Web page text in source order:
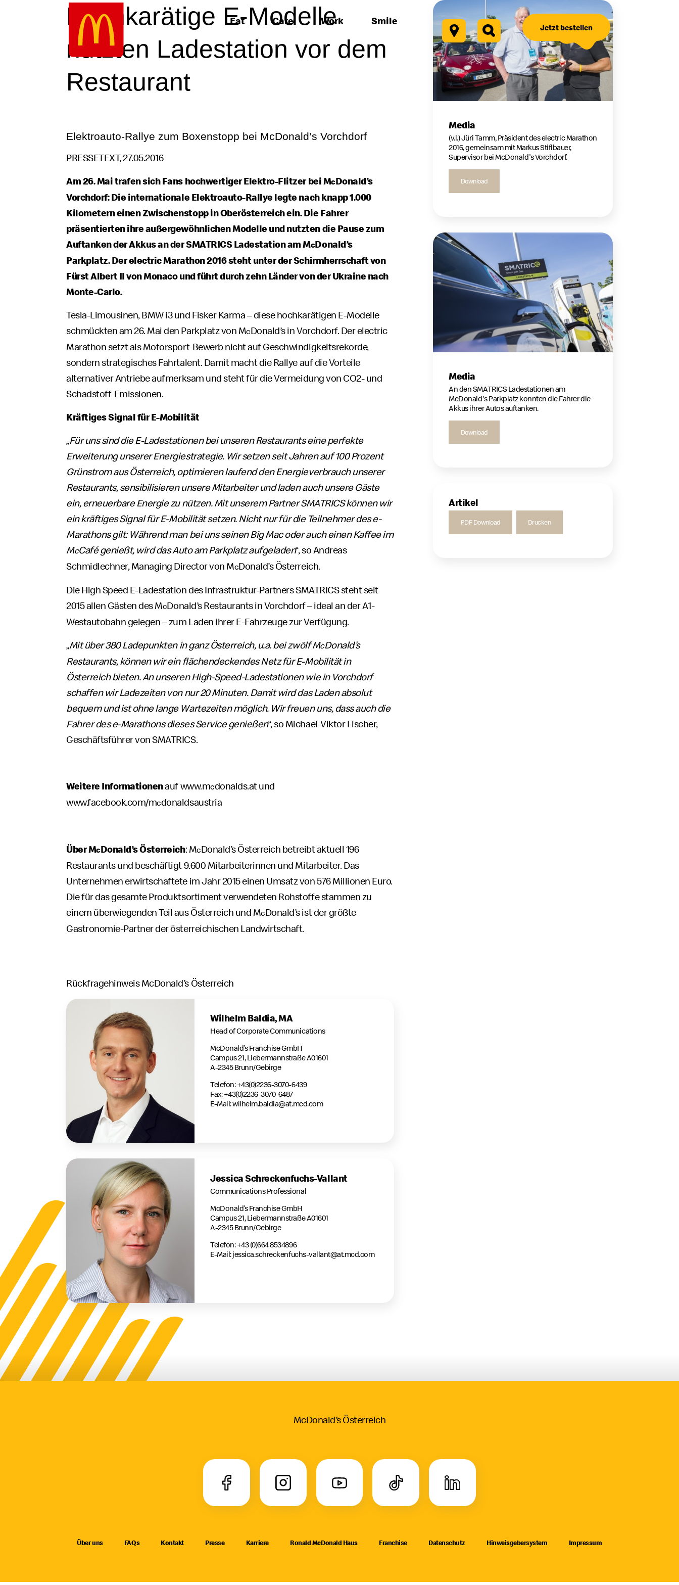
Google Recaptcha
Eat Care Work Smile
Jetzt bestellen
Hochkarätige E-Modelle
nutzten Ladestation vor dem
Restaurant
Elektroauto-Rallye zum Boxenstopp bei McDonald’s Vorchdorf
PRESSETEXT, 27.05.2016
Am 26. Mai trafen sich Fans hochwertiger Elektro-Flitzer bei McDonald’s
Vorchdorf: Die internationale Elektroauto-Rallye legte nach knapp 1.000
Kilometern einen Zwischenstopp in Oberösterreich ein. Die Fahrer
präsentierten ihre außergewöhnlichen Modelle und nutzten die Pause zum
Auftanken der Akkus an der SMATRICS Ladestation am McDonald’s
Parkplatz. Der electric Marathon 2016 steht unter der Schirmherrschaft von
Fürst Albert II von Monaco und führt durch zehn Länder von der Ukraine nach
Monte-Carlo.
Tesla-Limousinen, BMW i3 und Fisker Karma – diese hochkarätigen E-Modelle
schmückten am 26. Mai den Parkplatz von McDonald’s in Vorchdorf. Der electric
Marathon setzt als Motorsport-Bewerb nicht auf Geschwindigkeitsrekorde,
sondern strategisches Fahrtalent. Damit macht die Rallye auf die Vorteile
alternativer Antriebe aufmerksam und steht für die Vermeidung von CO2- und
Schadstoff-Emissionen.
Kräftiges Signal für E-Mobilität
„Für uns sind die E-Ladestationen bei unseren Restaurants eine perfekte
Erweiterung unserer Energiestrategie. Wir setzen seit Jahren auf 100 Prozent
Grünstrom aus Österreich, optimieren laufend den Energieverbrauch unserer
Restaurants, sensibilisieren unsere Mitarbeiter und laden auch unsere Gäste
ein, erneuerbare Energie zu nützen. Mit unserem Partner SMATRICS können wir
ein kräftiges Signal für E-Mobilität setzen. Nicht nur für die Teilnehmer des e-
Marathons gilt: Während man bei uns seinen Big Mac oder auch einen Kaffee im
McCafé genießt, wird das Auto am Parkplatz aufgeladen“, so Andreas
Schmidlechner, Managing Director von McDonald’s Österreich.
Die High Speed E-Ladestation des Infrastruktur-Partners SMATRICS steht seit
2015 allen Gästen des McDonald’s Restaurants in Vorchdorf – ideal an der A1-
Westautobahn gelegen – zum Laden ihrer E-Fahrzeuge zur Verfügung.
„Mit über 380 Ladepunkten in ganz Österreich, u.a. bei zwölf McDonald’s
Restaurants, können wir ein flächendeckendes Netz für E-Mobilität in
Österreich bieten. An unseren High-Speed-Ladestationen wie in Vorchdorf
schaffen wir Ladezeiten von nur 20 Minuten. Damit wird das Laden absolut
bequem und ist ohne lange Wartezeiten möglich. Wir freuen uns, dass auch die
Fahrer des e-Marathons dieses Service genießen“, so Michael-Viktor Fischer,
Geschäftsführer von SMATRICS.
Weitere Informationenaufwww.mcdonalds.atund
www.facebook.com/mcdonaldsaustria
Über McDonald’s Österreich: McDonald’s Österreich betreibt aktuell 196
Restaurants und beschäftigt 9.600 Mitarbeiterinnen und Mitarbeiter. Das
Unternehmen erwirtschaftete im Jahr 2015 einen Umsatz von 576 Millionen Euro.
Die für das gesamte Produktsortiment verwendeten Rohstoffe stammen zu
einem überwiegenden Teil aus Österreich und McDonald’s ist der größte
Gastronomie-Partner der österreichischen Landwirtschaft.
Rückfragehinweis McDonald’s Österreich
Wilhelm Baldia, MA
Head of Corporate Communications
McDonald’s Franchise GmbH
Campus 21, Liebermannstraße A01601
A-2345 Brunn/Gebirge
Telefon: +43(0)2236-3070-6439
Fax: +43(0)2236-3070-6487
E-Mail:wilhelm.baldia@at.mcd.com
Jessica Schreckenfuchs-Vallant
Communications Professional
McDonald’s Franchise GmbH
Campus 21, Liebermannstraße A01601
A-2345 Brunn/Gebirge
Telefon: +43 (0)664 8534896
E-Mail:jessica.schreckenfuchs-vallant@at.mcd.com
Media
(v.l.) Jüri Tamm, Präsident des electric Marathon
2016, gemeinsam mit Markus Stiflbauer,
Supervisor bei McDonald's Vorchdorf.
Download
Media
An den SMATRICS Ladestationen am
McDonald's Parkplatz konnten die Fahrer die
Akkus ihrer Autos auftanken.
Download
Artikel
PDF Download Drucken
McDonald’s Österreich
Über uns FAQs Kontakt Presse Karriere Ronald McDonald Haus Franchise Datenschutz Hinweisgebersystem Impressum